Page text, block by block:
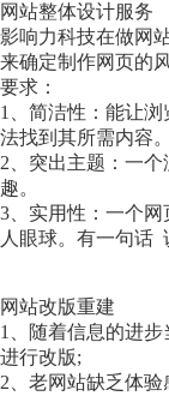
网站整体设计服务
影响力科技在做网
来确定制作网页的
要求：
1、简洁性：能让
法找到其所需内容。
2、突出主题：一
趣。
3、实用性：一个
人眼球。有一句话
网站改版重建
1、随着信息的进
进行改版;
2、老网站缺乏体